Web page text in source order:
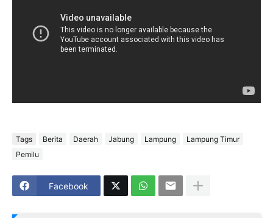
Tags Berita Daerah Jabung Lampung
Lampung Timur
Pemilu
Facebook